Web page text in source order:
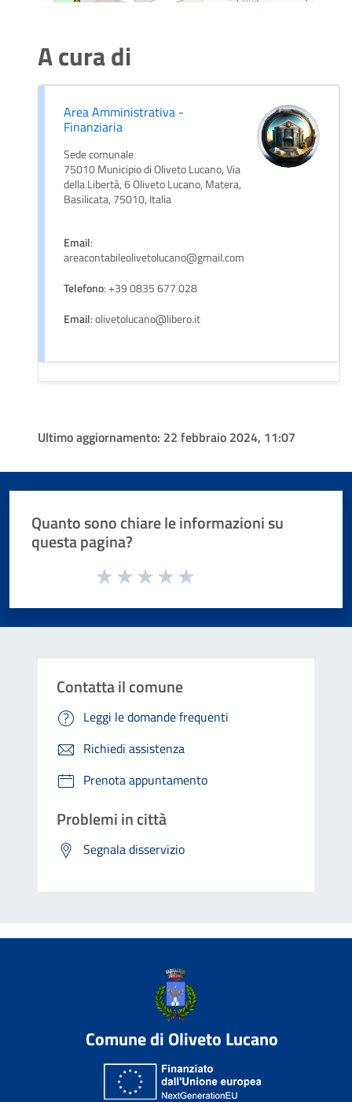
A cura di
Area Amministrativa -
Finanziaria
Sede comunale
75010 Municipio di Oliveto Lucano, Via
della Libertà, 6 Oliveto Lucano, Matera,
Basilicata, 75010, Italia
Email:
areacontabileolivetolucano@gmail.com
Telefono: +39 0835 677 028
Email: olivetolucano@libero.it
Ultimo aggiornamento: 22 febbraio 2024, 11:07
Quanto sono chiare le informazioni su
questa pagina?
Valuta da 1 a 5 stelle la pagina
Contatta il comune
Leggi le domande frequenti
Richiedi assistenza
Prenota appuntamento
Problemi in città
Segnala disservizio
Comune di Oliveto Lucano